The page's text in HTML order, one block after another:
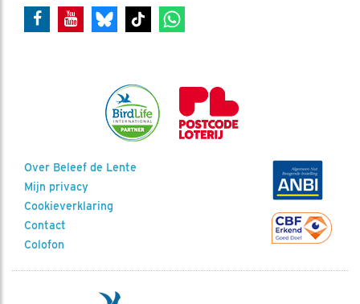
Over Beleef de Lente
Mijn privacy
Cookieverklaring
Contact
Colofon